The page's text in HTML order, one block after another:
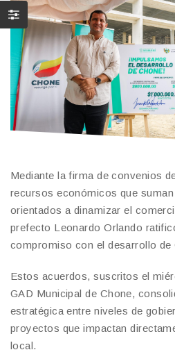
Mediante la firma de convenios
recursos económicos que
orientados a dinamizar el
prefecto Leonardo Orlando
compromiso con el desarrollo de
Estos acuerdos, suscritos el
GAD Municipal de Chone,
estratégica entre niveles de
proyectos que impactan
local.